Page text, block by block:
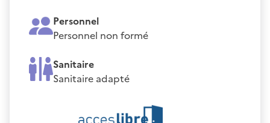
Personnel
Personnel non formé
Sanitaire
Sanitaire adapté